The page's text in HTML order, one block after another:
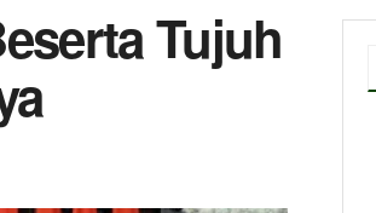
Tujuh